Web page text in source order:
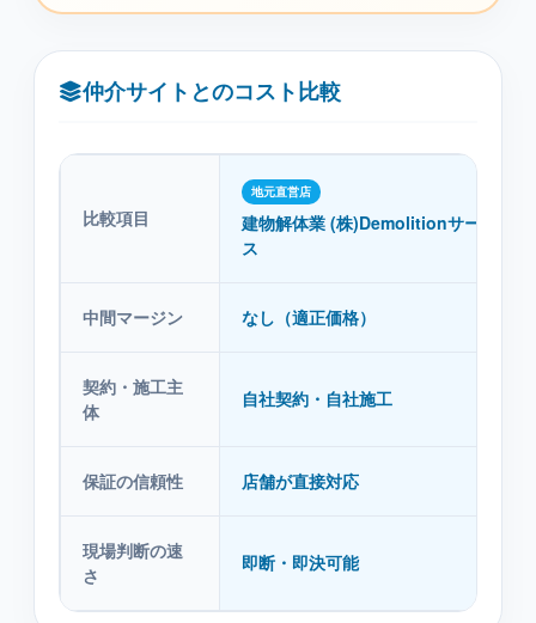
仲介サイトとのコスト比較
比較項目
地元直営店
建物解体業 (株)Demolitionサービ
ス
中間マージン なし（適正価格）
契約・施工主
体
自社契約・自社施工
保証の信頼性 店舗が直接対応
現場判断の速
さ
即断・即決可能